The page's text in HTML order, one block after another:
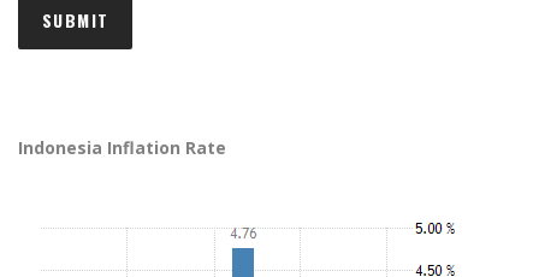
Indonesia Inflation Rate